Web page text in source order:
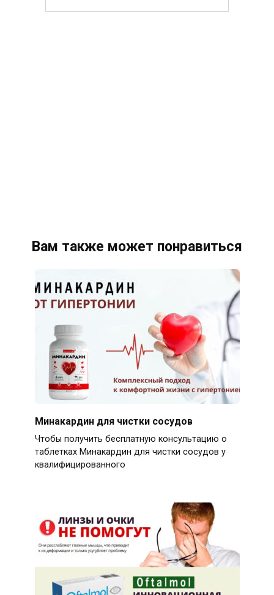
Вам также может понравиться
Минакардин для чистки сосудов
Чтобы получить бесплатную консультацию о
таблетках Минакардин для чистки сосудов у
квалифицированного